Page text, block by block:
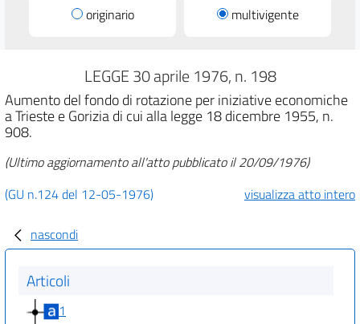
originario multivigente
LEGGE 30 aprile 1976, n. 198
Aumento del fondo di rotazione per iniziative economiche
a Trieste e Gorizia di cui alla legge 18 dicembre 1955, n.
908.
(Ultimo aggiornamento all'atto pubblicato il 20/09/1976)
(GU n.124 del 12-05-1976)
visualizza atto intero
nascondi
Articoli
1